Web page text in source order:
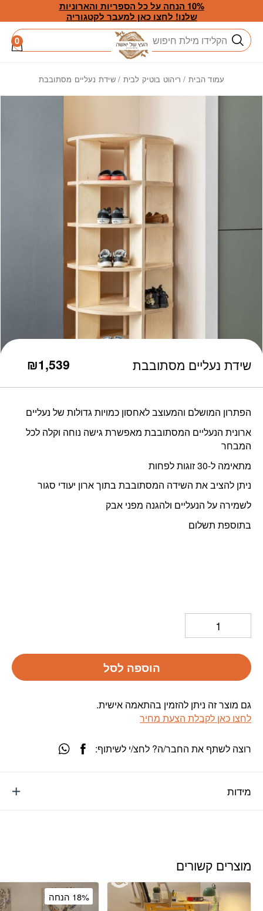
Skip to Content
10% הנחה על כל הספריות והארוניות
שלנו! לחצו כאן למעבר לקטגוריה
חיפוש 0
עמוד הבית / ריהוט בוטיק לבית / שידת נעליים מסתובבת
שידת נעליים מסתובבת ₪1,539
הפתרון המושלם והמעוצב לאחסון כמויות גדולות של נעליים
ארונית הנעליים המסתובבת מאפשרת גישה נוחה וקלה לכל
המבחר
מתאימה ל-30 זוגות לפחות
ניתן להציב את השידה המסתובבת בתוך ארון יעודי סגור
לשמירה על הנעליים ולהגנה מפני אבק
בתוספת תשלום
כמות שידת נעליים מסתובבת
הוספה לסל
גם מוצר זה ניתן להזמין בהתאמה אישית.
לחצו כאן לקבלת הצעת מחיר
מידות
רוצה לשתף את החבר/ה? לחצ/י לשיתוף:
מוצרים קשורים
18% הנחה